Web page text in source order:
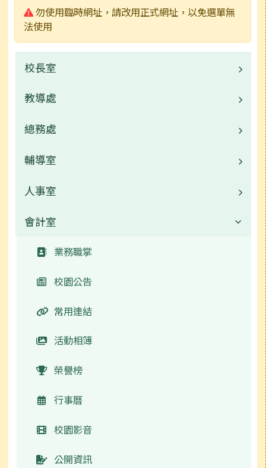
警告:
勿使用臨時網址，請改用正式網址，以免選單無
法使用
校長室
業務職掌
校長介紹
治校理念與記功敘獎
教導處
業務職掌
校園公告
常用連結
活動相簿
榮譽榜
行事曆
升學資訊
檔案下載
師生園地
總務處
業務職掌
校園公告
常用連結
活動相簿
榮譽榜
行事曆
檔案下載
場地設備預約
輔導室
業務職掌
校園公告
常用連結
活動相簿
榮譽榜
行事曆
檔案下載
特教相關
人事室
業務職掌
校園公告
常用連結
行事曆
檔案下載
會計室
業務職掌
校園公告
常用連結
活動相簿
榮譽榜
行事曆
校園影音
公開資訊